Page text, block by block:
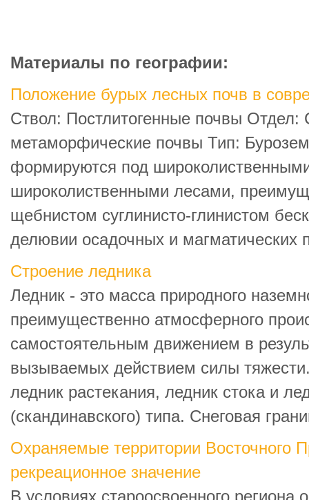
Материалы по географии:
Положение бурых лесных почв в
Ствол: Постлитогенные почвы Отдел:
метаморфические почвы Тип:
формируются под
широколиственными лесами,
щебнистом суглинисто-глинистом
делювии осадочных и магматических
Строение ледника
Ледник - это масса природного
преимущественно атмосферного
самостоятельным движением в
вызываемых действием силы
ледник растекания, ледник стока и
(скандинавского) типа. Снеговая
Охраняемые территории Восточного
рекреационное значение